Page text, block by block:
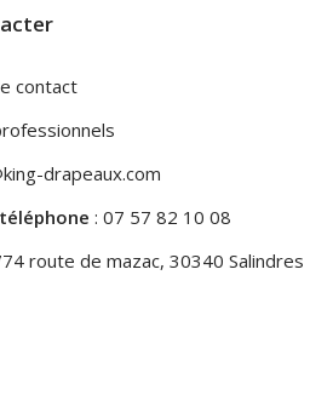
contact
drapeaux.com
: 07 57 82 10 08
route de mazac, 30340 Salindres